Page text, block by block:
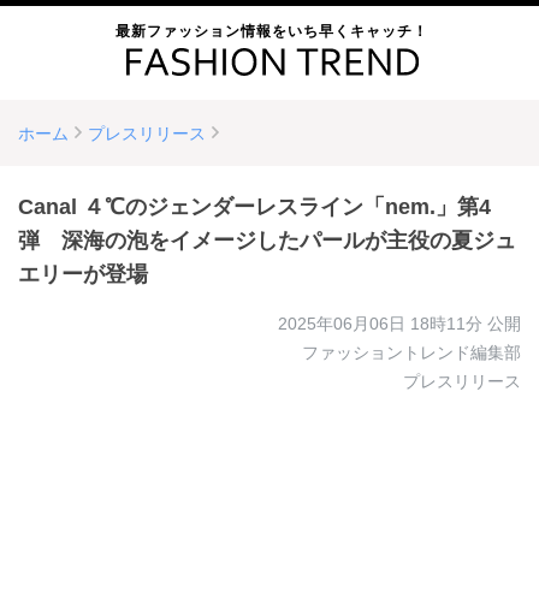
最新ファッション情報をいち早くキャッチ！
ホーム プレスリリース
Canal ４℃のジェンダーレスライン「nem.」第4
弾 深海の泡をイメージしたパールが主役の夏ジュ
エリーが登場
2025年06月06日 18時11分 公開
ファッショントレンド編集部
プレスリリース